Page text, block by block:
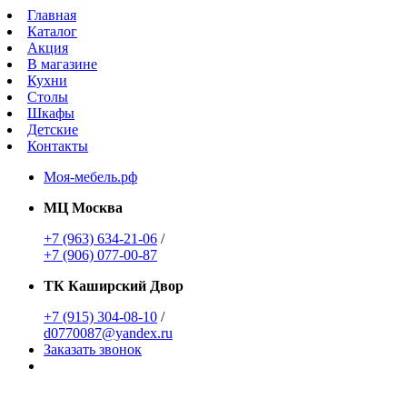
Главная
Каталог
Акция
В магазине
Кухни
Столы
Шкафы
Детские
Контакты
Моя-мебель.рф
МЦ Москва
+7 (963) 634-21-06 /
+7 (906) 077-00-87
ТК Каширский Двор
+7 (915) 304-08-10 /
d0770087@yandex.ru
Заказать звонок